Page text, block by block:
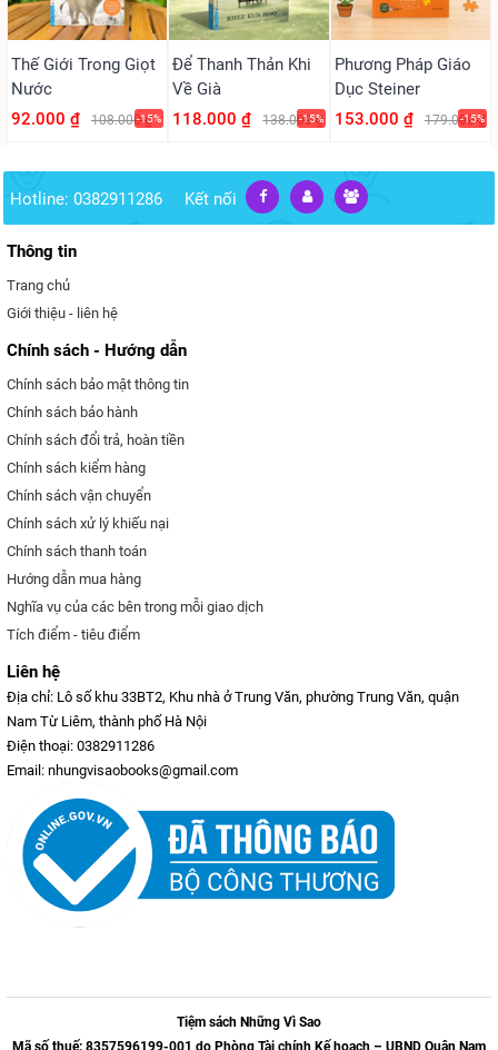
Thế Giới Trong Giọt
Nước
92.000 ₫
108.000 ₫
-15%
Để Thanh Thản Khi
Về Già
118.000 ₫
138.000 ₫
-15%
Phương Pháp Giáo
Dục Steiner
153.000 ₫
179.000 ₫
-15%
Hotline: 0382911286 Kết nối
Thông tin
Trang chủ
Giới thiệu - liên hệ
Chính sách - Hướng dẫn
Chính sách bảo mật thông tin
Chính sách bảo hành
Chính sách đổi trả, hoàn tiền
Chính sách kiểm hàng
Chính sách vận chuyển
Chính sách xử lý khiếu nại
Chính sách thanh toán
Hướng dẫn mua hàng
Nghĩa vụ của các bên trong mỗi giao dịch
Tích điểm - tiêu điểm
Liên hệ
Địa chỉ: Lô số khu 33BT2, Khu nhà ở Trung Văn, phường Trung Văn, quận
Nam Từ Liêm, thành phố Hà Nội
Điện thoại: 0382911286
Email: nhungvisaobooks@gmail.com
Tiệm sách Những Vì Sao